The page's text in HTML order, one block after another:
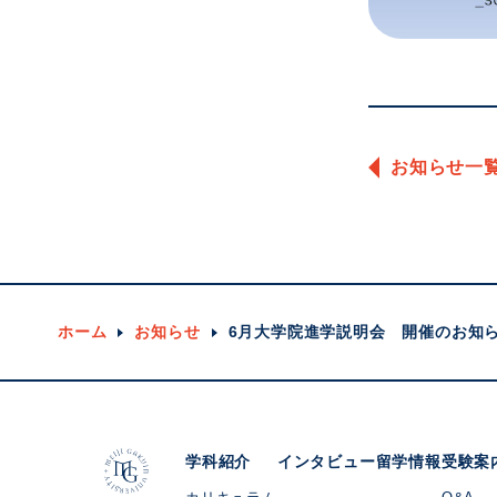
お知らせ一
ホーム お知らせ 6月大学院進学説明会 開催のお知
学科紹介 インタビュー留学情報受験案